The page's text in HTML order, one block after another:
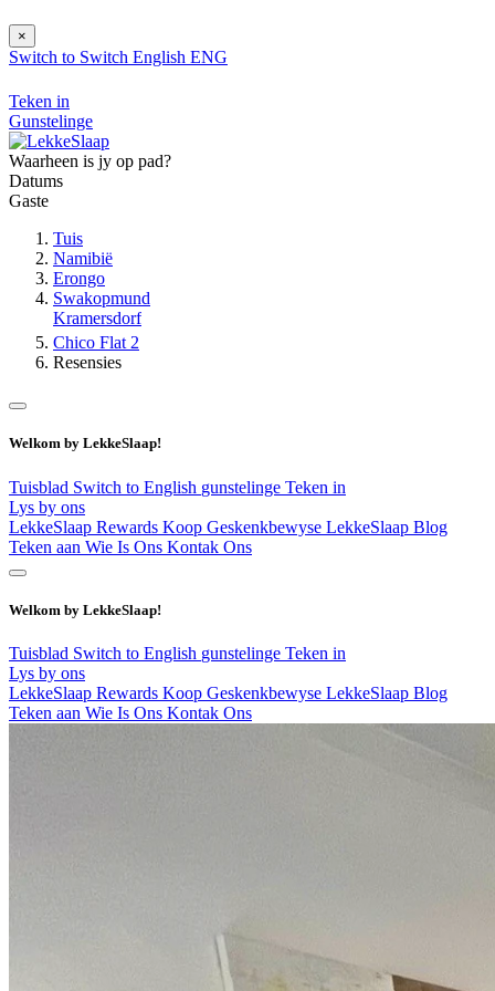
×
Switch to Switch English ENG
Teken in
Gunstelinge
Waarheen is jy op pad?
Datums
Gaste
Tuis
Namibië
Erongo
Swakopmund
Kramersdorf
Chico Flat 2
Resensies
Welkom by LekkeSlaap!
Tuisblad Switch to English gunstelinge Teken in
Lys by ons
LekkeSlaap Rewards Koop Geskenkbewyse LekkeSlaap Blog
Teken aan Wie Is Ons Kontak Ons
Welkom by LekkeSlaap!
Tuisblad Switch to English gunstelinge Teken in
Lys by ons
LekkeSlaap Rewards Koop Geskenkbewyse LekkeSlaap Blog
Teken aan Wie Is Ons Kontak Ons